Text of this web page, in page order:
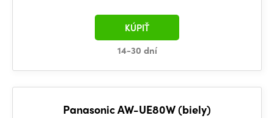
14-30 dní
KÚPIŤ
Panasonic AW-UE80W (biely)